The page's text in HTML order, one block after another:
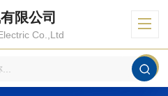
限公司
Co.,Ltd